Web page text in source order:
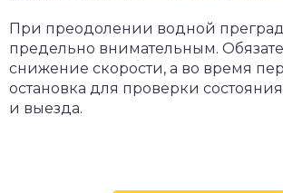
При преодолении водной
предельно внимательным.
снижение скорости, а во время
остановка для проверки
и выезда.